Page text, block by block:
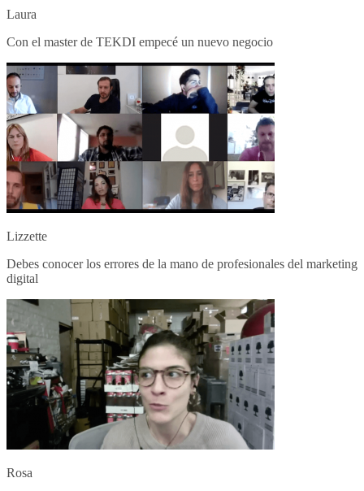
Laura
Con el master de TEKDI empecé un nuevo negocio
Lizzette
Debes conocer los errores de la mano de profesionales del marketing
digital
Rosa